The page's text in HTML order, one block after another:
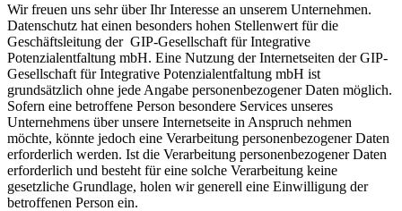
Wir freuen uns sehr über Ihr Interesse an unserem Unternehmen.
Datenschutz hat einen besonders hohen Stellenwert für die
Geschäftsleitung der GIP-Gesellschaft für Integrative
Potenzialentfaltung mbH. Eine Nutzung der Internetseiten der GIP-
Gesellschaft für Integrative Potenzialentfaltung mbH ist
grundsätzlich ohne jede Angabe personenbezogener Daten möglich.
Sofern eine betroffene Person besondere Services unseres
Unternehmens über unsere Internetseite in Anspruch nehmen
möchte, könnte jedoch eine Verarbeitung personenbezogener Daten
erforderlich werden. Ist die Verarbeitung personenbezogener Daten
erforderlich und besteht für eine solche Verarbeitung keine
gesetzliche Grundlage, holen wir generell eine Einwilligung der
betroffenen Person ein.